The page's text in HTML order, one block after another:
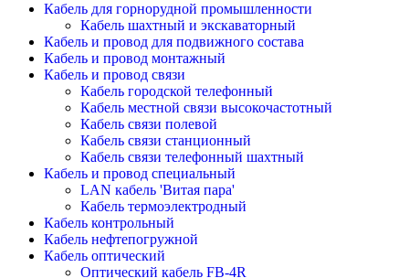
Кабель для горнорудной промышленности
Кабель шахтный и экскаваторный
Кабель и провод для подвижного состава
Кабель и провод монтажный
Кабель и провод связи
Кабель городской телефонный
Кабель местной связи высокочастотный
Кабель связи полевой
Кабель связи станционный
Кабель связи телефонный шахтный
Кабель и провод специальный
LAN кабель 'Витая пара'
Кабель термоэлектродный
Кабель контрольный
Кабель нефтепогружной
Кабель оптический
Оптический кабель FB-4R